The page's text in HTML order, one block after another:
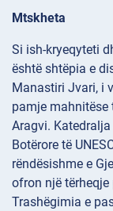
Mtskheta
Si ish-kryeqyteti
është shtëpia e
Manastiri Jvari, i
pamje
Aragvi. Katedralja
Botërore të
rëndësishme e
ofron një tërheqje
Trashëgimia e